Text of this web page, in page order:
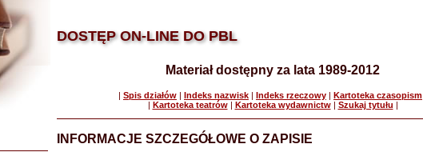
DOSTĘP ON-LINE DO PBL
Materiał dostępny za lata 1989-2012
| Spis działów | Indeks nazwisk | Indeks rzeczowy | Kartoteka czasopism
| Kartoteka teatrów| Kartoteka wydawnictw| Szukaj tytułu |
INFORMACJE SZCZEGÓŁOWE O ZAPISIE